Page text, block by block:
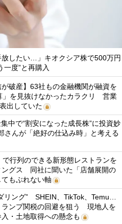
放したい…」キオクシア株で500万円
一度”と再購入
が破産】63社もの金融機関が融資を
」を見抜けなかったカラクリ 営業
出していた
中で“割安になった成長株”に投資妙
んが「絶好の仕込み時」と考える
で行列のできる新形態レストランを
ングス 同社に聞いた「店舗展開の
もぶれない軸
リング” SHEIN、TikTok、Temu…
ランプ関税の回避を狙う 現地人を
・土地取得への懸念も